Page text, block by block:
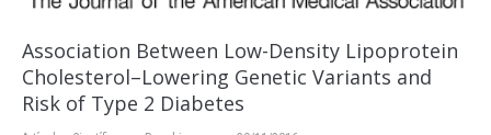
Association Between Low-Density Lipoprotein
Cholesterol–Lowering Genetic Variants and
Risk of Type 2 Diabetes